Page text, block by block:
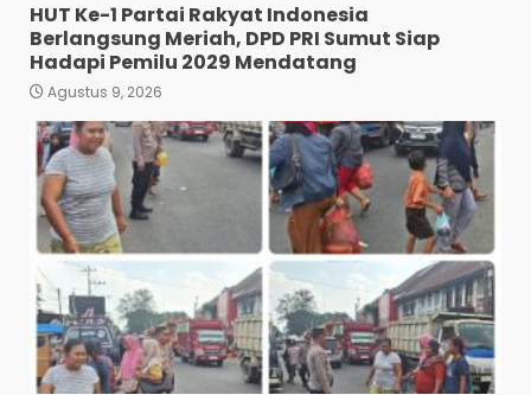
HUT Ke-1 Partai Rakyat Indonesia
Berlangsung Meriah, DPD PRI Sumut Siap
Hadapi Pemilu 2029 Mendatang
Agustus 9, 2026
5
Polres Tapanuli Selatan
Ungkap Kasus Pembunuhan
Disertai Kekerasan Seksual
Ditangkap
Agustus 7, 2026
6
Pewarta Polrestabes Medan
Gelar Jumat Barokah,
Pererat Silaturahmi,
Kokohkan Sinergi Media dan
Kepolisian
Agustus 7, 2026
Bhabinkamtibmas Bersama
Babinsa Ringkus Bandar
Narkoba di Paya Bakung.